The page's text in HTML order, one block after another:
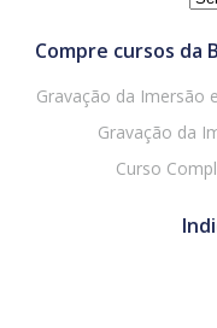
Compre cursos da
Gravação da Imersão
Gravação da
Curso